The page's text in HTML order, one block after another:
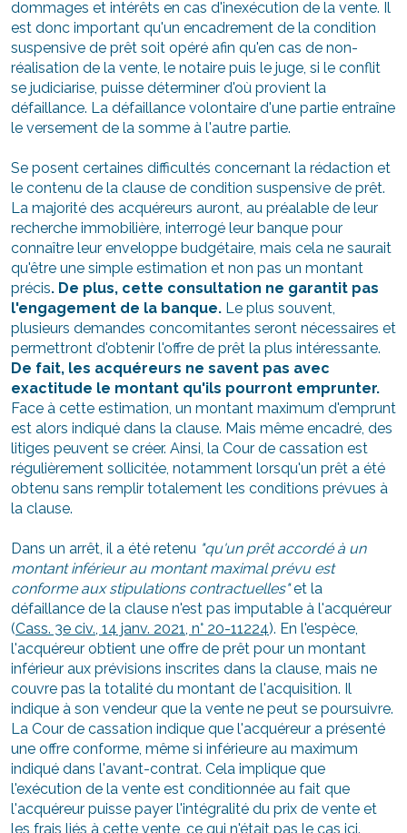
dommages et intérêts en cas d'inexécution de la vente. Il
est donc important qu'un encadrement de la condition
suspensive de prêt soit opéré afin qu'en cas de non-
réalisation de la vente, le notaire puis le juge, si le conflit
se judiciarise, puisse déterminer d'où provient la
défaillance. La défaillance volontaire d'une partie entraîne
le versement de la somme à l'autre partie.
Se posent certaines difficultés concernant la rédaction et
le contenu de la clause de condition suspensive de prêt.
La majorité des acquéreurs auront, au préalable de leur
recherche immobilière, interrogé leur banque pour
connaître leur enveloppe budgétaire, mais cela ne saurait
qu'être une simple estimation et non pas un montant
précis. De plus, cette consultation ne garantit pas
l'engagement de la banque. Le plus souvent,
plusieurs demandes concomitantes seront nécessaires et
permettront d'obtenir l'offre de prêt la plus intéressante.
De fait, les acquéreurs ne savent pas avec
exactitude le montant qu'ils pourront emprunter.
Face à cette estimation, un montant maximum d'emprunt
est alors indiqué dans la clause. Mais même encadré, des
litiges peuvent se créer. Ainsi, la Cour de cassation est
régulièrement sollicitée, notamment lorsqu'un prêt a été
obtenu sans remplir totalement les conditions prévues à
la clause.
Dans un arrêt, il a été retenu "qu'un prêt accordé à un
montant inférieur au montant maximal prévu est
conforme aux stipulations contractuelles"et la
défaillance de la clause n'est pas imputable à l'acquéreur
(Cass. 3e civ., 14 janv. 2021, n° 20-11224). En l'espèce,
l'acquéreur obtient une offre de prêt pour un montant
inférieur aux prévisions inscrites dans la clause, mais ne
couvre pas la totalité du montant de l'acquisition. Il
indique à son vendeur que la vente ne peut se poursuivre.
La Cour de cassation indique que l'acquéreur a présenté
une offre conforme, même si inférieure au maximum
indiqué dans l'avant-contrat. Cela implique que
l'exécution de la vente est conditionnée au fait que
l'acquéreur puisse payer l'intégralité du prix de vente et
les frais liés à cette vente, ce qui n'était pas le cas ici.